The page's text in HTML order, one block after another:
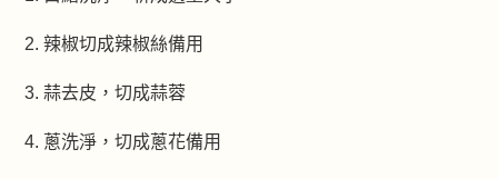
辣椒切成辣椒絲備用
蒜去皮，切成蒜蓉
蔥洗淨，切成蔥花備用